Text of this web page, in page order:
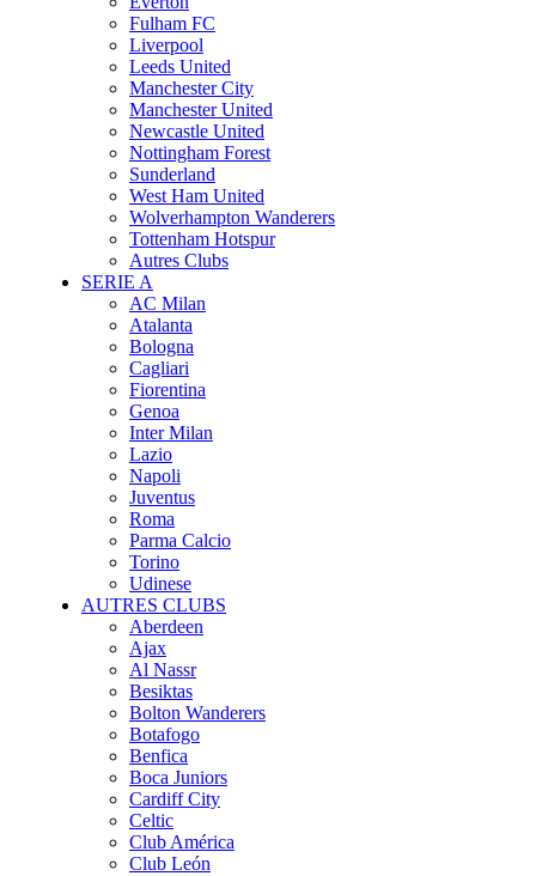
Fulham FC
Liverpool
Leeds United
Manchester City
Manchester United
Newcastle United
Nottingham Forest
Sunderland
West Ham United
Wolverhampton Wanderers
Tottenham Hotspur
Autres Clubs
SERIE A
AC Milan
Atalanta
Bologna
Cagliari
Fiorentina
Genoa
Inter Milan
Lazio
Napoli
Juventus
Roma
Parma Calcio
Torino
Udinese
AUTRES CLUBS
Aberdeen
Ajax
Al Nassr
Besiktas
Bolton Wanderers
Botafogo
Benfica
Boca Juniors
Cardiff City
Celtic
Club América
Club León